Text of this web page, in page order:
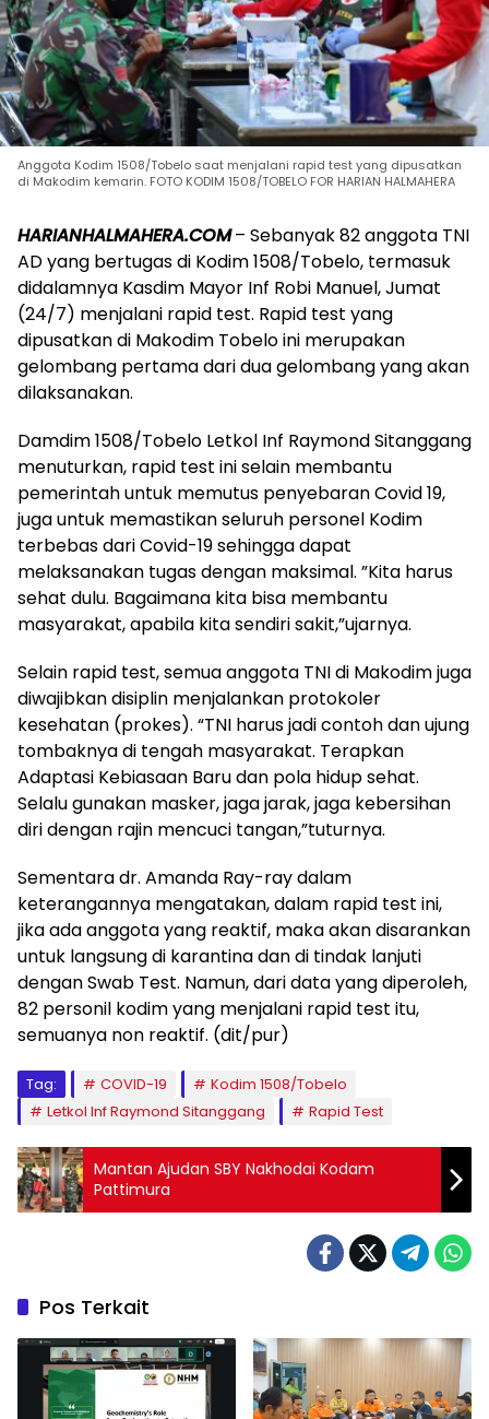
Anggota Kodim 1508/Tobelo saat menjalani rapid test yang dipusatkan
di Makodim kemarin. FOTO KODIM 1508/TOBELO FOR HARIAN HALMAHERA
HARIANHALMAHERA.COM– Sebanyak 82 anggota TNI
AD yang bertugas di Kodim 1508/Tobelo, termasuk
didalamnya Kasdim Mayor Inf Robi Manuel, Jumat
(24/7) menjalani rapid test. Rapid test yang
dipusatkan di Makodim Tobelo ini merupakan
gelombang pertama dari dua gelombang yang akan
dilaksanakan.
Damdim 1508/Tobelo Letkol Inf Raymond Sitanggang
menuturkan, rapid test ini selain membantu
pemerintah untuk memutus penyebaran Covid 19,
juga untuk memastikan seluruh personel Kodim
terbebas dari Covid-19 sehingga dapat
melaksanakan tugas dengan maksimal. ”Kita harus
sehat dulu. Bagaimana kita bisa membantu
masyarakat, apabila kita sendiri sakit,”ujarnya.
Selain rapid test, semua anggota TNI di Makodim juga
diwajibkan disiplin menjalankan protokoler
kesehatan (prokes). “TNI harus jadi contoh dan ujung
tombaknya di tengah masyarakat. Terapkan
Adaptasi Kebiasaan Baru dan pola hidup sehat.
Selalu gunakan masker, jaga jarak, jaga kebersihan
diri dengan rajin mencuci tangan,”tuturnya.
Sementara dr. Amanda Ray-ray dalam
keterangannya mengatakan, dalam rapid test ini,
jika ada anggota yang reaktif, maka akan disarankan
untuk langsung di karantina dan di tindak lanjuti
dengan Swab Test. Namun, dari data yang diperoleh,
82 personil kodim yang menjalani rapid test itu,
semuanya non reaktif. (dit/pur)
Tag: COVID-19
Kodim 1508/Tobelo
Letkol Inf Raymond Sitanggang
Rapid Test
Mantan Ajudan SBY Nakhodai Kodam
Pattimura
Pos Terkait